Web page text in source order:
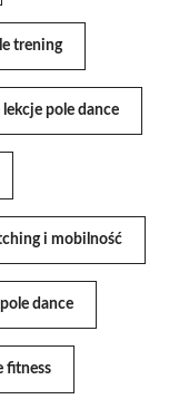
trening
pole dance
i mobilność
dance
fitness